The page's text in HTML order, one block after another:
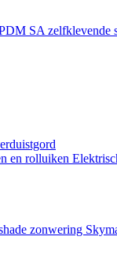
SA zelfklevende
en rolluiken
zonwering